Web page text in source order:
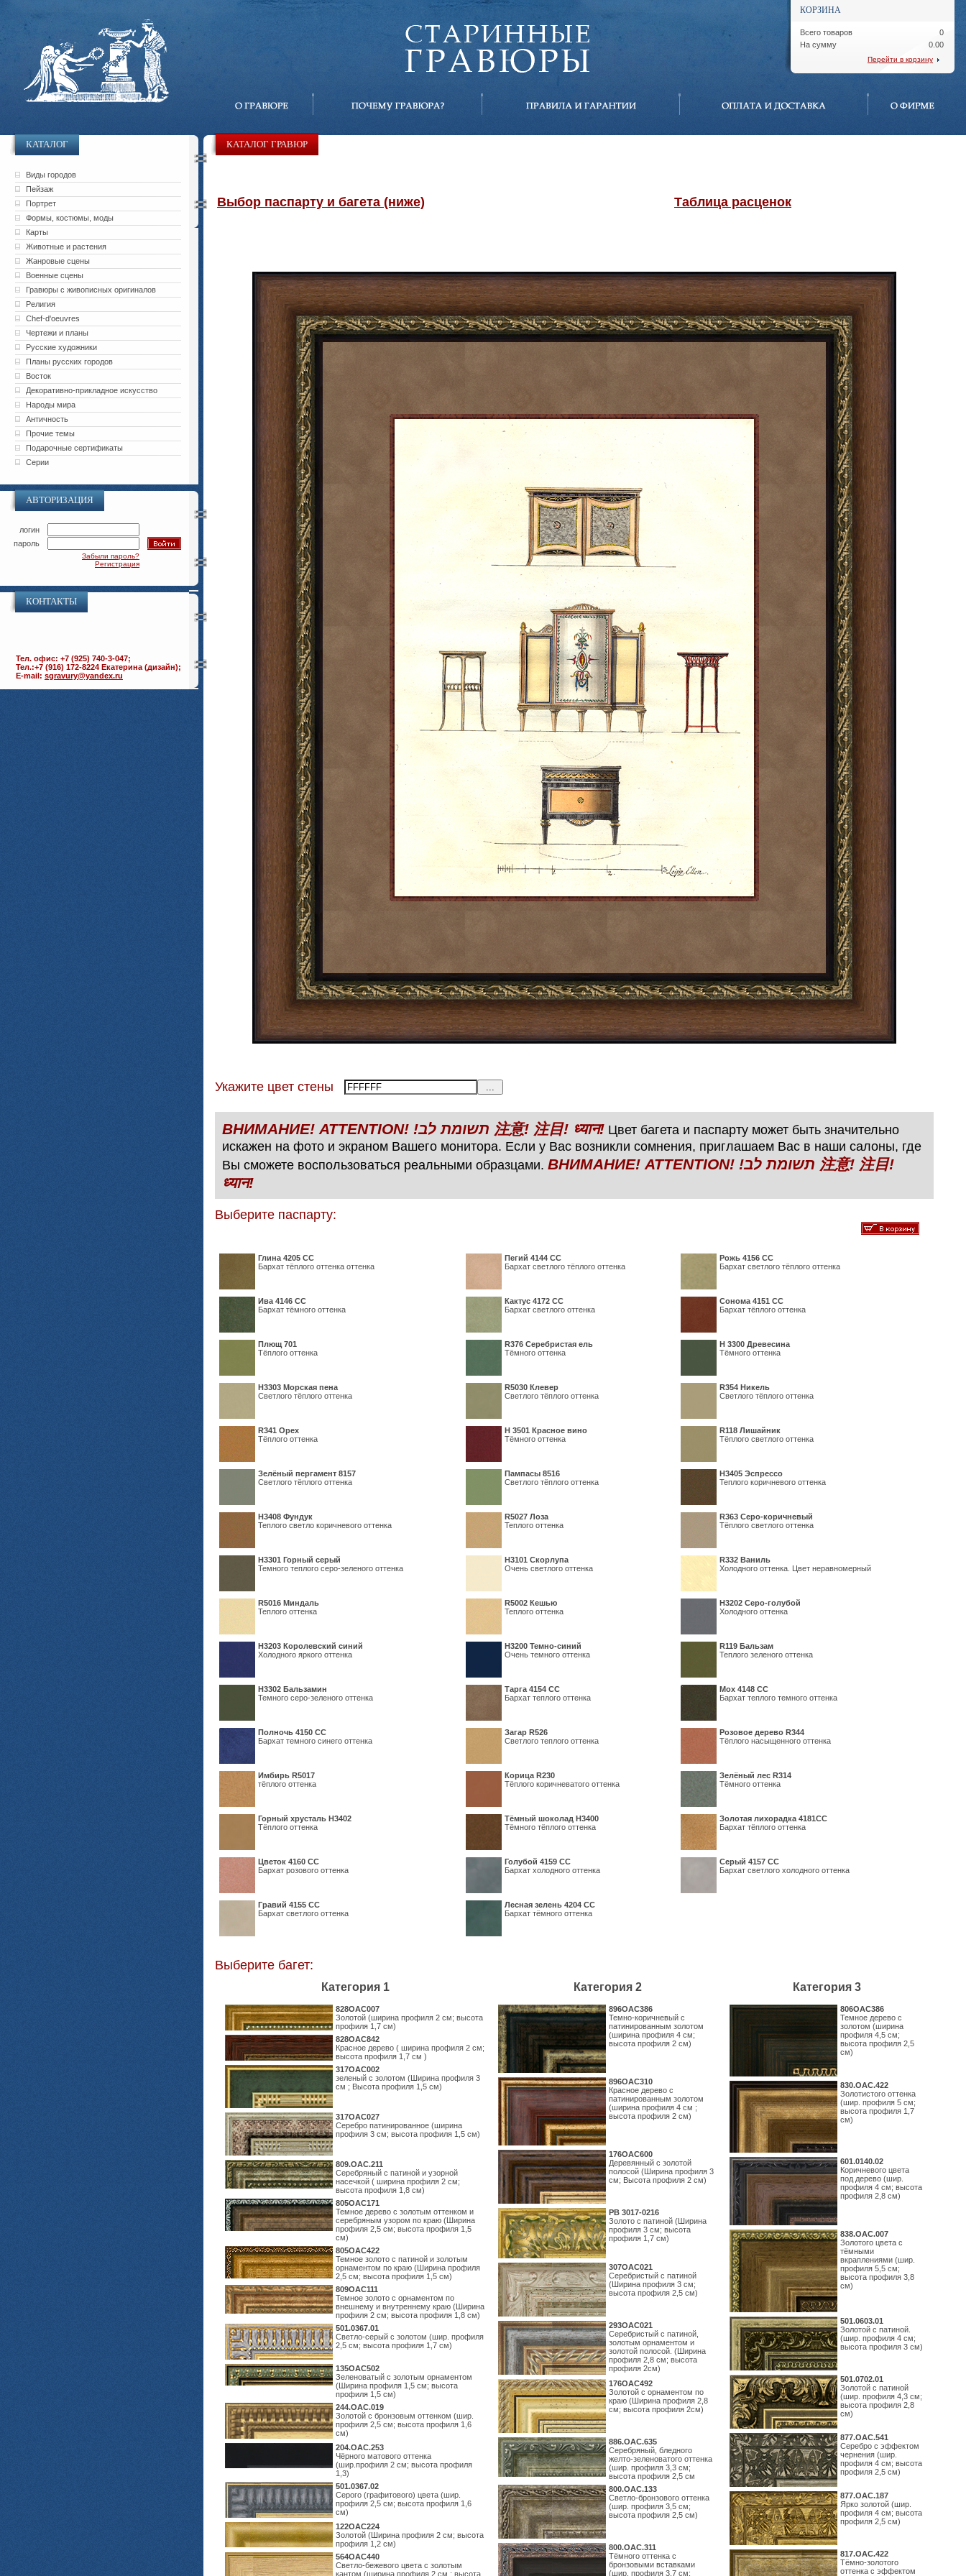
КОРЗИНА
Всего товаров
На сумму
0
0.00
Перейти в корзину
КАТАЛОГ
Виды городов
Пейзаж
Портрет
Формы, костюмы, моды
Карты
Животные и растения
Жанровые сцены
Военные сцены
Гравюры с живописных оригиналов
Религия
Chef-d'oeuvres
Чертежи и планы
Русские художники
Планы русских городов
Восток
Декоративно-прикладное искусство
Народы мира
Античность
Прочие темы
Подарочные сертификаты
Серии
АВТОРИЗАЦИЯ
логин
пароль
Забыли пароль?
Регистрация
КОНТАКТЫ
Тел. офис: +7 (925) 740-3-047;
Тел.:+7 (916) 172-8224 Екатерина (дизайн);
E-mail: sgravury@yandex.ru
КАТАЛОГ ГРАВЮР
Выбор паспарту и багета (ниже) Таблица расценок
Укажите цвет стены
ВНИМАНИЕ! ATTENTION! !תשומת לב 注意! 注目! ध्यान! Цвет багета и паспарту может быть значительно
искажен на фото и экраном Вашего монитора. Если у Вас возникли сомнения, приглашаем Вас в наши салоны, где
Вы сможете воспользоваться реальными образцами. ВНИМАНИЕ! ATTENTION! !תשומת לב 注意! 注目!
ध्यान!
Выберите паспарту:
Глина 4205 СС
Бархат тёплого оттенка оттенка
Пегий 4144 СС
Бархат светлого тёплого оттенка
Рожь 4156 СС
Бархат светлого тёплого оттенка
Ива 4146 СС
Бархат тёмного оттенка
Кактус 4172 СС
Бархат светлого оттенка
Сонома 4151 СС
Бархат тёплого оттенка
Плющ 701
Тёплого оттенка
R376 Серебристая ель
Тёмного оттенка
H 3300 Древесина
Тёмного оттенка
H3303 Морская пена
Светлого тёплого оттенка
R5030 Клевер
Светлого тёплого оттенка
R354 Никель
Светлого тёплого оттенка
R341 Орех
Тёплого оттенка
Н 3501 Красное вино
Тёмного оттенка
R118 Лишайник
Тёплого светлого оттенка
Зелёный пергамент 8157
Светлого тёплого оттенка
Пампасы 8516
Светлого тёплого оттенка
Н3405 Эспрессо
Теплого коричневого оттенка
Н3408 Фундук
Теплого светло коричневого оттенка
R5027 Лоза
Теплого оттенка
R363 Серо-коричневый
Тёплого светлого оттенка
Н3301 Горный серый
Темного теплого серо-зеленого оттенка
Н3101 Скорлупа
Очень светлого оттенка
R332 Ваниль
Холодного оттенка. Цвет неравномерный
R5016 Миндаль
Теплого оттенка
R5002 Кешью
Теплого оттенка
Н3202 Серо-голубой
Холодного оттенка
Н3203 Королевский синий
Холодного яркого оттенка
Н3200 Темно-синий
Очень темного оттенка
R119 Бальзам
Теплого зеленого оттенка
Н3302 Бальзамин
Темного серо-зеленого оттенка
Тарга 4154 СС
Бархат теплого оттенка
Мох 4148 СС
Бархат теплого темного оттенка
Полночь 4150 СС
Бархат темного синего оттенка
Загар R526
Светлого теплого оттенка
Розовое дерево R344
Тёплого насыщенного оттенка
Имбирь R5017
тёплого оттенка
Корица R230
Тёплого коричневатого оттенка
Зелёный лес R314
Тёмного оттенка
Горный хрусталь H3402
Тёплого оттенка
Тёмный шоколад H3400
Тёмного тёплого оттенка
Золотая лихорадка 4181СС
Бархат тёплого оттенка
Цветок 4160 СС
Бархат розового оттенка
Голубой 4159 СС
Бархат холодного оттенка
Серый 4157 СС
Бархат светлого холодного оттенка
Гравий 4155 СС
Бархат светлого оттенка
Лесная зелень 4204 СС
Бархат тёмного оттенка
Выберите багет:
Категория 1 Категория 2 Категория 3
828OAC007
Золотой (ширина профиля 2 см; высота
профиля 1,7 см)
828OAC842
Красное дерево ( ширина профиля 2 см;
высота профиля 1,7 см )
317OAC002
зеленый с золотом (Ширина профиля 3
см ; Высота профиля 1,5 см)
317OAC027
Серебро патинированное (ширина
профиля 3 см; высота профиля 1,5 см)
809.ОАС.211
Серебряный с патиной и узорной
насечкой ( ширина профиля 2 см;
высота профиля 1,8 см)
805OAC171
Темное дерево с золотым оттенком и
серебряным узором по краю (Ширина
профиля 2,5 см; высота профиля 1,5
см)
805OAC422
Темное золото с патиной и золотым
орнаментом по краю (Ширина профиля
2,5 см; высота профиля 1,5 см)
809OAC111
Темное золото с орнаментом по
внешнему и внутреннему краю (Ширина
профиля 2 см; высота профиля 1,8 см)
501.0367.01
Светло-серый с золотом (шир. профиля
2,5 см; высота профиля 1,7 см)
135OAC502
Зеленоватый с золотым орнаментом
(Ширина профиля 1,5 см; высота
профиля 1,5 см)
244.ОАС.019
Золотой с бронзовым оттенком (шир.
профиля 2,5 см; высота профиля 1,6
см)
204.OAC.253
Чёрного матового оттенка
(шир.профиля 2 см; высота профиля
1,3)
501.0367.02
Серого (графитового) цвета (шир.
профиля 2,5 см; высота профиля 1,6
см)
122OAC224
Золотой (Ширина профиля 2 см; высота
профиля 1,2 см)
564ОАС440
Светло-бежевого цвета с золотым
кантом (ширина профиля 2 см.; высота
896OAC386
Темно-коричневый с
патинированным золотом
(ширина профиля 4 см;
высота профиля 2 см)
896OAC310
Красное дерево с
патинированным золотом
(ширина профиля 4 см ;
высота профиля 2 см)
176OAC600
Деревянный с золотой
полосой (Ширина профиля 3
см; Высота профиля 2 см)
PB 3017-0216
Золото с патиной (Ширина
профиля 3 см; высота
профиля 1,7 см)
307OAC021
Серебристый с патиной
(Ширина профиля 3 см;
высота профиля 2,5 см)
293OAC021
Серебристый с патиной,
золотым орнаментом и
золотой полосой. (Ширина
профиля 2,8 см; высота
профиля 2см)
176OAC492
Золотой с орнаментом по
краю (Ширина профиля 2,8
см; высота профиля 2см)
886.ОАС.635
Серебряный, бледного
желто-зеленоватого оттенка
(шир. профиля 3,3 см;
высота профиля 2,5 см
800.ОАС.133
Светло-бронзового оттенка
(шир. профиля 3,5 см;
высота профиля 2,5 см)
800.ОАС.311
Тёмного оттенка с
бронзовыми вставками
(шир. профиля 3,7 см;
806OAC386
Темное дерево с
золотом (ширина
профиля 4,5 см;
высота профиля 2,5
см)
830.ОАС.422
Золотистого оттенка
(шир. профиля 5 см;
высота профиля 1,7
см)
601.0140.02
Коричневого цвета
под дерево (шир.
профиля 4 см; высота
профиля 2,8 см)
838.ОАС.007
Золотого цвета с
тёмными
вкраплениями (шир.
профиля 5,5 см;
высота профиля 3,8
см)
501.0603.01
Золотой с патиной.
(шир. профиля 4 см;
высота профиля 3 см)
501.0702.01
Золотой с патиной
(шир. профиля 4,3 см;
высота профиля 2,8
см)
877.ОАС.541
Серебро с эффектом
чернения (шир.
профиля 4 см; высота
профиля 2,5 см)
877.ОАС.187
Ярко золотой (шир.
профиля 4 см; высота
профиля 2,5 см)
817.ОАС.422
Тёмно-золотого
оттенка с эффектом